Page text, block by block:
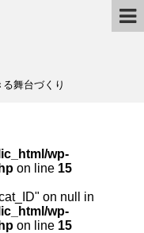
舞台づくり
wp-
on line 15
on null in
wp-
on line 15